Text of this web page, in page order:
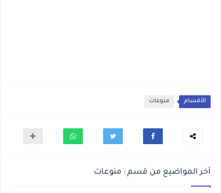
الأقسام منوعات
أخر المواضيع من قسم : منوعات